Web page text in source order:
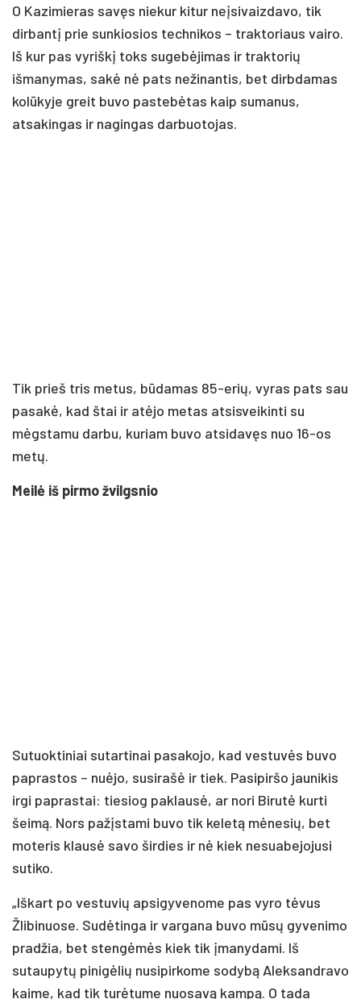
O Kazimieras savęs niekur kitur neįsivaizdavo, tik
dirbantį prie sunkiosios technikos – traktoriaus vairo.
Iš kur pas vyriškį toks sugebėjimas ir traktorių
išmanymas, sakė nė pats nežinantis, bet dirbdamas
kolūkyje greit buvo pastebėtas kaip sumanus,
atsakingas ir nagingas darbuotojas.
Tik prieš tris metus, būdamas 85-erių, vyras pats sau
pasakė, kad štai ir atėjo metas atsisveikinti su
mėgstamu darbu, kuriam buvo atsidavęs nuo 16-os
metų.
Meilė iš pirmo žvilgsnio
Sutuoktiniai sutartinai pasakojo, kad vestuvės buvo
paprastos – nuėjo, susirašė ir tiek. Pasipiršo jaunikis
irgi paprastai: tiesiog paklausė, ar nori Birutė kurti
šeimą. Nors pažįstami buvo tik keletą mėnesių, bet
moteris klausė savo širdies ir nė kiek nesuabejojusi
sutiko.
„Iškart po vestuvių apsigyvenome pas vyro tėvus
Žlibinuose. Sudėtinga ir vargana buvo mūsų gyvenimo
pradžia, bet stengėmės kiek tik įmanydami. Iš
sutaupytų pinigėlių nusipirkome sodybą Aleksandravo
kaime, kad tik turėtume nuosavą kampą. O tada